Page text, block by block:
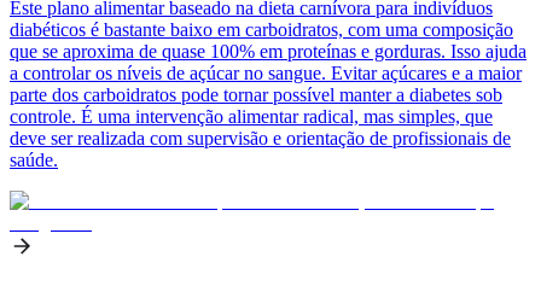
Este plano alimentar baseado na dieta carnívora para indivíduos
diabéticos é bastante baixo em carboidratos, com uma composição
que se aproxima de quase 100% em proteínas e gorduras. Isso ajuda
a controlar os níveis de açúcar no sangue. Evitar açúcares e a maior
parte dos carboidratos pode tornar possível manter a diabetes sob
controle. É uma intervenção alimentar radical, mas simples, que
deve ser realizada com supervisão e orientação de profissionais de
saúde.